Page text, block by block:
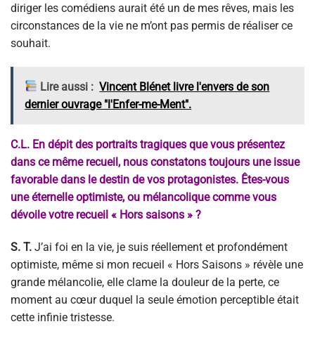
diriger les comédiens aurait été un de mes rêves, mais les
circonstances de la vie ne m’ont pas permis de réaliser ce
souhait.
Lire aussi : Vincent Blénet livre l'envers de son
dernier ouvrage "l'Enfer-me-Ment".
C.L. En dépit des portraits tragiques que vous présentez
dans ce même recueil, nous constatons toujours une issue
favorable dans le destin de vos protagonistes. Êtes-vous
une éternelle optimiste, ou mélancolique comme vous
dévoile votre recueil « Hors saisons » ?
S. T. J’ai foi en la vie, je suis réellement et profondément
optimiste, même si mon recueil « Hors Saisons » révèle une
grande mélancolie, elle clame la douleur de la perte, ce
moment au cœur duquel la seule émotion perceptible était
cette infinie tristesse.